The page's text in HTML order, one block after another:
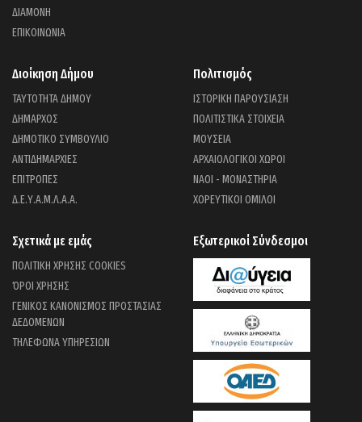
ΔΙΑΜΟΝΗ
ΕΠΙΚΟΙΝΩΝΙΑ
Διοίκηση Δήμου
ΤΑΥΤΟΤΗΤΑ ΔΗΜΟΥ
ΔΗΜΑΡΧΟΣ
ΔΗΜΟΤΙΚΟ ΣΥΜΒΟΥΛΙΟ
ΑΝΤΙΔΗΜΑΡΧΙΕΣ
ΕΠΙΤΡΟΠΕΣ
Δ.Ε.Υ.Α.Μ.Λ.Α.Α.
Πολιτισμός
ΙΣΤΟΡΙΚΗ ΠΑΡΟΥΣΙΑΣΗ
ΠΟΛΙΤΙΣΤΙΚΑ ΣΤΟΙΧΕΙΑ
ΜΟΥΣΕΙΑ
ΑΡΧΑΙΟΛΟΓΙΚΟΙ ΧΩΡΟΙ
ΝΑΟΙ - ΜΟΝΑΣΤΗΡΙΑ
ΧΟΡΕΥΤΙΚΟΙ ΟΜΙΛΟΙ
Σχετικά με εμάς
ΠΟΛΙΤΙΚΗ ΧΡΗΣΗΣ COOKIES
ΌΡΟΙ ΧΡΗΣΗΣ
ΓΕΝΙΚΟΣ ΚΑΝΟΝΙΣΜΟΣ ΠΡΟΣΤΑΣΙΑΣ
ΔΕΔΟΜΕΝΩΝ
ΤΗΛΕΦΩΝΑ ΥΠΗΡΕΣΙΩΝ
Εξωτερικοί Σύνδεσμοι